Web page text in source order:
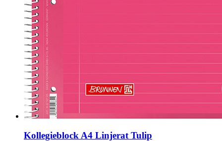
Kollegieblock A4 Linjerat Tulip